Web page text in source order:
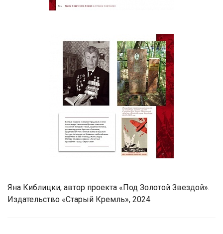
Яна Киблицки, автор проекта «Под Золотой Звездой».
Издательство «Старый Кремль», 2024